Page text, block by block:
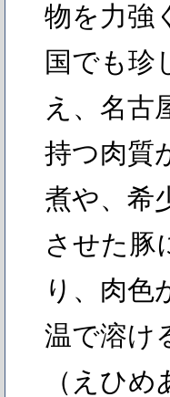
物を力強
国でも珍
え、名古
持つ肉質
煮や、希
させた豚
り、肉色
温で溶け
（えひ